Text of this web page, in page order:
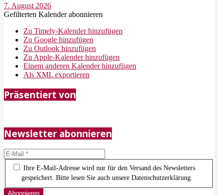
7. August 2026
Gefilterten Kalender abonnieren
Zu Timely-Kalender hinzufügen
Zu Google hinzufügen
Zu Outlook hinzufügen
Zu Apple-Kalender hinzufügen
Einem anderen Kalender hinzufügen
Als XML exportieren
2018-
05-
Präsentiert von
Newsletter abonnieren
Ihre E-Mail-Adresse wird nur für den Versand des Newsletters
gespeichert. Bitte lesen Sie auch unsere Datenschutzerklärung.